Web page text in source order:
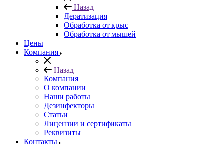
Назад
Дератизация
Обработка от крыс
Обработка от мышей
Цены
Компания
Назад
Компания
О компании
Наши работы
Дезинфекторы
Статьи
Лицензии и сертификаты
Реквизиты
Контакты